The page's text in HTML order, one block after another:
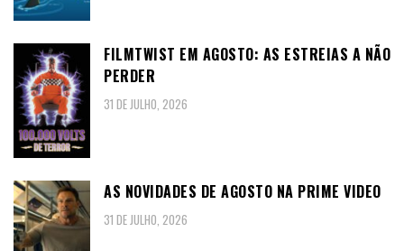
FILMTWIST EM AGOSTO: AS ESTREIAS A NÃO
PERDER
31 DE JULHO, 2026
AS NOVIDADES DE AGOSTO NA PRIME VIDEO
31 DE JULHO, 2026